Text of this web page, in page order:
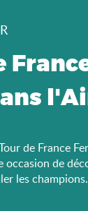
de France
occasion de
les champions.